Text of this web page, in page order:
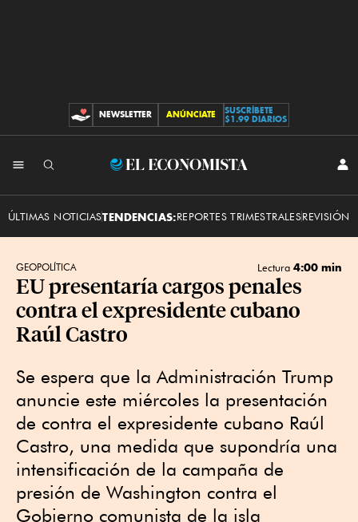
CONTRIBUCIONES
NEWSLETTER ANÚNCIATE
SUSCRÍBETE
$1.99 DIARIOS
El
ÚLTIMAS NOTICIASTENDENCIAS:REPORTES TRIMESTRALESREVISIÓN
GEOPOLÍTICA Lectura 4:00 min
EU presentaría cargos penales
contra el expresidente cubano
Raúl Castro
Se espera que la Administración ⁠Trump
anuncie este miércoles la presentación
de contra el expresidente cubano Raúl
Castro, una medida que supondría una
intensificación de la campaña ⁠de
presión de Washington contra el
Gobierno comunista de la isla